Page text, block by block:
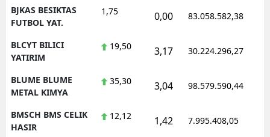
BJKAS BESIKTAS
FUTBOL YAT.
1,75 0,00 83.058.582,38
BLCYT BILICI
YATIRIM
19,50 3,17 30.224.296,27
BLUME BLUME
METAL KIMYA
35,30 3,04 98.579.590,44
BMSCH BMS CELIK
HASIR
12,12 1,42 7.995.408,05